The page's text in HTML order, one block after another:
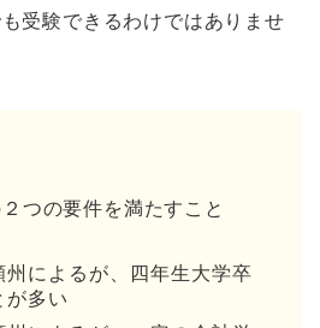
受験できるわけではありませ
つの要件を満たすこと
州によるが、四年生大学卒
が多い